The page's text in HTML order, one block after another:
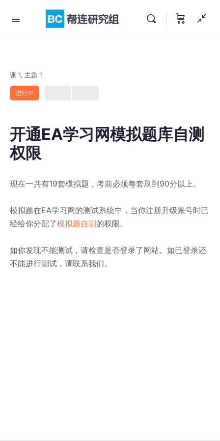
课 1, 主题 1
进行中
开通EA学习网模拟题库自测
权限
现在一共有19套模拟题，考前必须每套刷到90分以上。
模拟题在EA学习网的测试系统中，当你注册升级账号时已
经给你分配了模拟题自测 的权限。
如你发现不能测试，请检查是否登录了网站。如已登录还
不能进行测试，请联系我们。